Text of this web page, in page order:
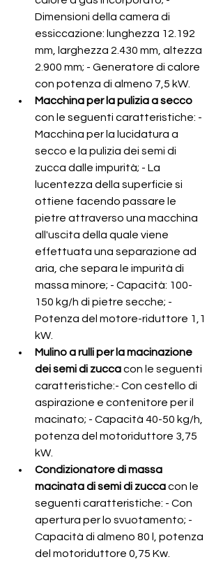
Dimensioni della camera di
essiccazione: lunghezza 12.192
mm, larghezza 2.430 mm, altezza
2.900 mm; - Generatore di calore
con potenza di almeno 7,5 kW.
Macchina per la pulizia a secco
con le seguenti caratteristiche: -
Macchina per la lucidatura a
secco e la pulizia dei semi di
zucca dalle impurità; - La
lucentezza della superficie si
ottiene facendo passare le
pietre attraverso una macchina
all'uscita della quale viene
effettuata una separazione ad
aria, che separa le impurità di
massa minore; - Capacità: 100-
150 kg/h di pietre secche; -
Potenza del motore-riduttore 1,1
kW.
Mulino a rulli per la macinazione
dei semi di zucca con le seguenti
caratteristiche:- Con cestello di
aspirazione e contenitore per il
macinato; - Capacità 40-50 kg/h,
potenza del motoriduttore 3,75
kW.
Condizionatore di massa
macinata di semi di zucca con le
seguenti caratteristiche: - Con
apertura per lo svuotamento; -
Capacità di almeno 80 l, potenza
del motoriduttore 0,75 Kw.